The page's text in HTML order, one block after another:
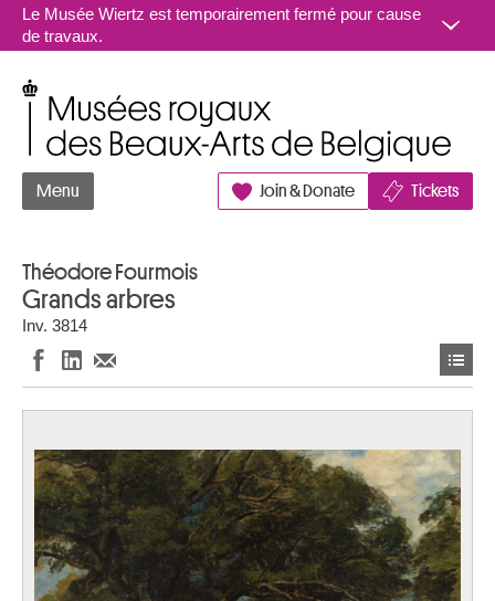
Aller au contenu
Le Musée Wiertz est temporairement fermé pour cause
de travaux.
Menu Join & Donate Tickets
Théodore Fourmois
Grands arbres
Inv. 3814